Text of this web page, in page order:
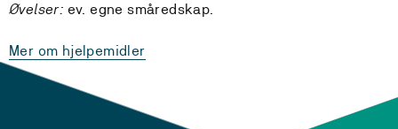
Øvelser: ev. egne småredskap.
Mer om hjelpemidler